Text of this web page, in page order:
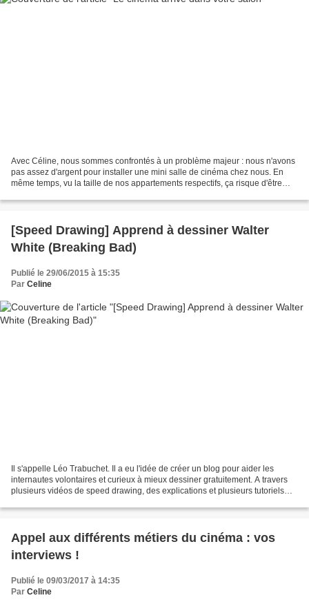
Avec Céline, nous sommes confrontés à un problème majeur : nous n'avons
pas assez d'argent pour installer une mini salle de cinéma chez nous. En
même temps, vu la taille de nos appartements respectifs, ça risque d'être
[Speed Drawing] Apprend à dessiner Walter
White (Breaking Bad)
Publié le 29/06/2015 à 15:35
Par Celine
Il s'appelle Léo Trabuchet. Il a eu l'idée de créer un blog pour aider les
internautes volontaires et curieux à mieux dessiner gratuitement. A travers
plusieurs vidéos de speed drawing, des explications et plusieurs tutoriels
Appel aux différents métiers du cinéma : vos
interviews !
Publié le 09/03/2017 à 14:35
Par Celine